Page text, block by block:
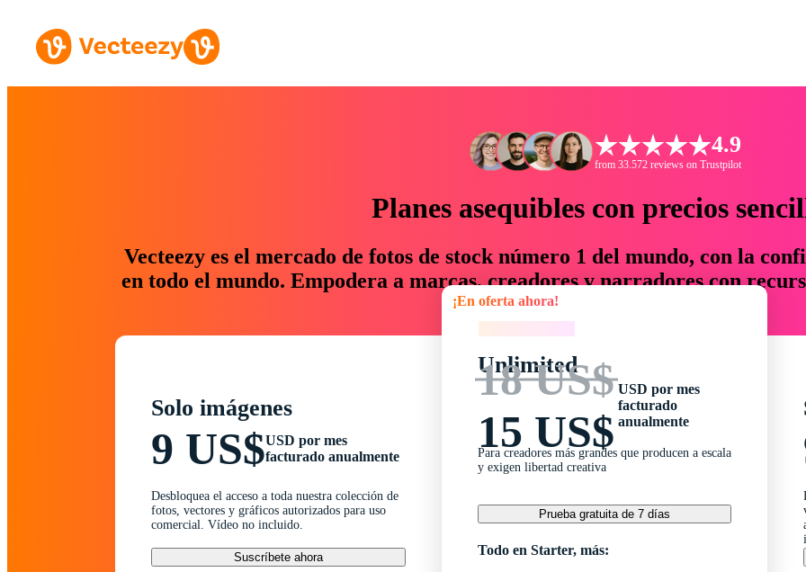
4.9
from 33.572 reviews on Trustpilot
Planes asequibles con precios
Vecteezy es el mercado de fotos de stock número 1 del mundo, con la
en todo el mundo. Empodera a marcas, creadores y narradores con
un 76 % en tiempo y presupuesto.
Solo imágenes
9 US$USD por mes
facturado anualmente
Desbloquea el acceso a toda nuestra colección de
fotos, vectores y gráficos autorizados para uso
comercial. Vídeo no incluido.
Suscríbete ahora
¡En oferta ahora!
Unlimited
18 US$
15 US$
USD por mes
facturado
anualmente
Para creadores más grandes que producen a escala
y exigen libertad creativa
Prueba gratuita de 7 días
Todo en Starter, más: